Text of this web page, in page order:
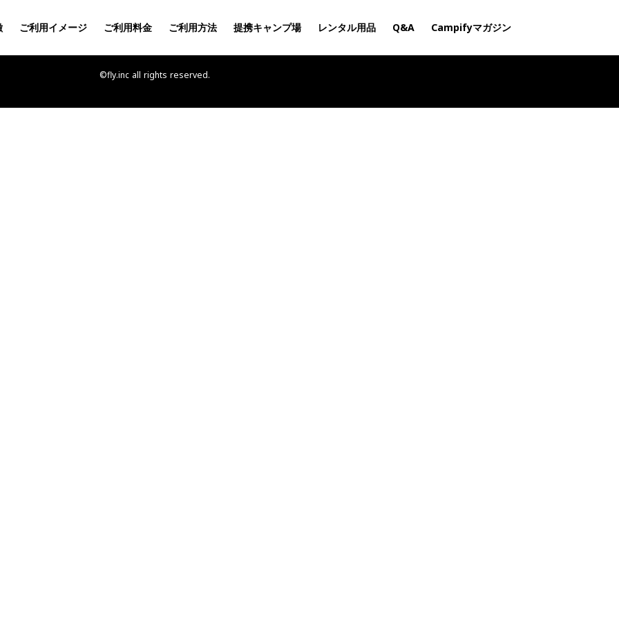
ご利用イメージ ご利用料金 ご利用方法 提携キャンプ場 レンタル用品 Q&A Campifyマガジン
利用料金 ご利用方法 提携キャンプ場 レンタル用品 Q&A Campifyマガジン
利用規約
©fly.inc all rights reserved.